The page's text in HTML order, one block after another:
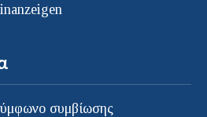
συμβίωσης